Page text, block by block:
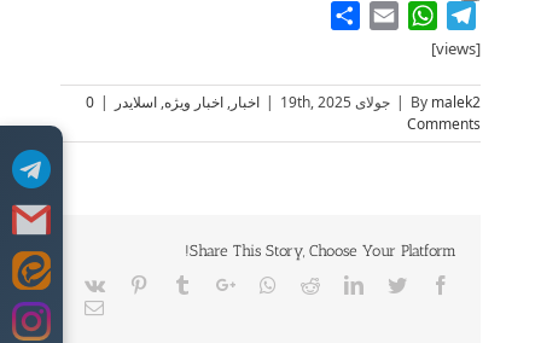
Skip
Telegram
WhatsApp
Email
[views]
By malek2
| جولای 19th, 2025 | اخبار, اخبار ویژه, اسلایدر |
0
Comments
Share This Story, Choose Your Platform!
Facebook
Twitter
LinkedIn
Reddit
Whatsapp
Google+
Tumblr
Pinterest
Vk
Email